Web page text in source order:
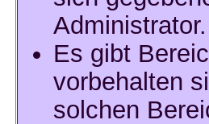
Administrator.
Es gibt
vorbehalten
solchen